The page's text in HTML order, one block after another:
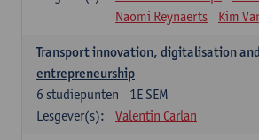
Naomi Reynaerts
Kim
Transport innovation, digitalisation and
entrepreneurship
1E SEM
6 studiepunten
Lesgever(s):
Valentin Carlan